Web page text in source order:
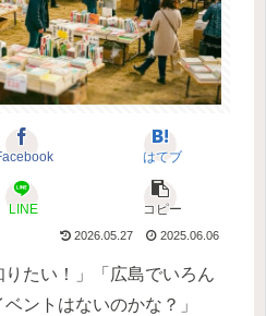
はてブ
LINE コピー
2026.05.27 2025.06.06
りたい！」「広島でいろん
ントはないのかな？」